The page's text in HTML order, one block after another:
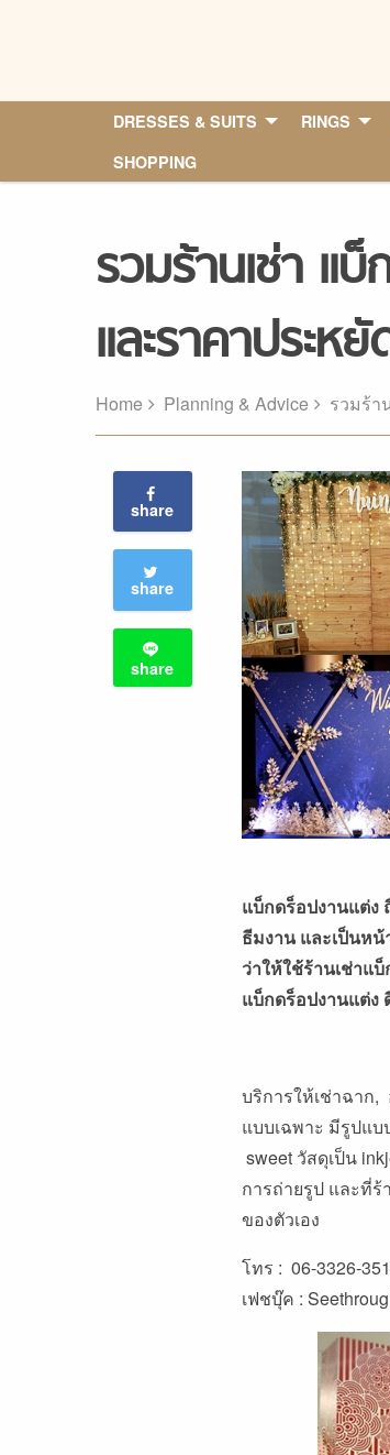
DRESSES & SUITS RINGS
SHOPPING
รวมร้านเช่า แ
และราคาประหยั
Home Planning & Advice รวมร้า
share
share
share
แบ็กดร็อปงานแต่ง
ธีมงาน และเป็นห
ว่าให้ใช้ร้านเช่าแ
แบ็กดร็อปงานแต่ง
บริการให้เช่าฉาก
แบบเฉพาะ มีรูปแบ
sweet วัสดุเป็น
การถ่ายรูป และที่ร้
ของตัวเอง
โทร : 06-3326-
เฟชบุ๊ค :